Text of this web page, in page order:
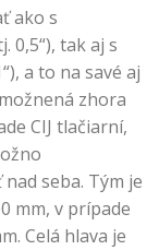
ako s
0,5“), tak aj s
a to na savé aj
zhora
CIJ tlačiarní,
seba. Tým je
mm, v prípade
Celá hlava je